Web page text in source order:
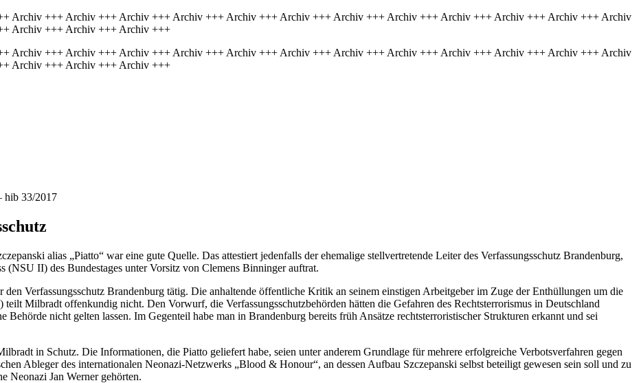
Archiv +++ Archiv +++ Archiv +++ Archiv +++ Archiv +++ Archiv +++ Archiv +++ Archiv +++ Archiv +++ Archiv +++ Archiv +++ Archiv
Archiv +++ Archiv +++ Archiv +++
Archiv +++ Archiv +++ Archiv +++ Archiv +++ Archiv +++ Archiv +++ Archiv +++ Archiv +++ Archiv +++ Archiv +++ Archiv +++ Archiv
Archiv +++ Archiv +++ Archiv +++
hib 33/2017
alias „Piatto“ war eine gute Quelle. Das attestiert jedenfalls der ehemalige stellvertretende Leiter des Verfassungsschutz Brandenburg,
(NSU II) des Bundestages unter Vorsitz von Clemens Binninger auftrat.
Verfassungsschutz Brandenburg tätig. Die anhaltende öffentliche Kritik an seinem einstigen Arbeitgeber im Zuge der Enthüllungen um die
Milbradt offenkundig nicht. Den Vorwurf, die Verfassungsschutzbehörden hätten die Gefahren des Rechtsterrorismus in Deutschland
Behörde nicht gelten lassen. Im Gegenteil habe man in Brandenburg bereits früh Ansätze rechtsterroristischer Strukturen erkannt und sei
in Schutz. Die Informationen, die Piatto geliefert habe, seien unter anderem Grundlage für mehrere erfolgreiche Verbotsverfahren gegen
Ableger des internationalen Neonazi-Netzwerks „Blood & Honour“, an dessen Aufbau Szczepanski selbst beteiligt gewesen sein soll und zu
Neonazi Jan Werner gehörten.